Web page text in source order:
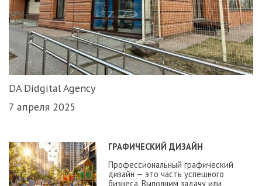
DA Didgital Agency
7 апреля 2025
ГРАФИЧЕСКИЙ ДИЗАЙН
Профессиональный графический
дизайн — это часть успешного
бизнеса. Выполним задачу или